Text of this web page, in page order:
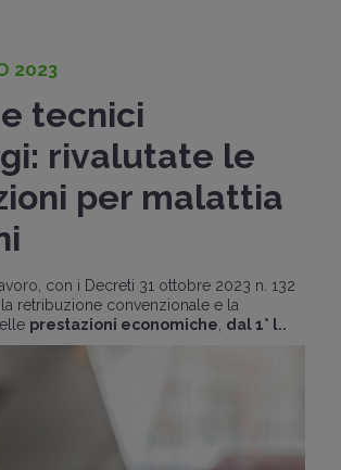
2023
tecnici
rivalutate le
per malattia
con i Decreti 31 ottobre 2023 n. 132
retribuzione convenzionale e la
prestazioni economiche dal 1° l..